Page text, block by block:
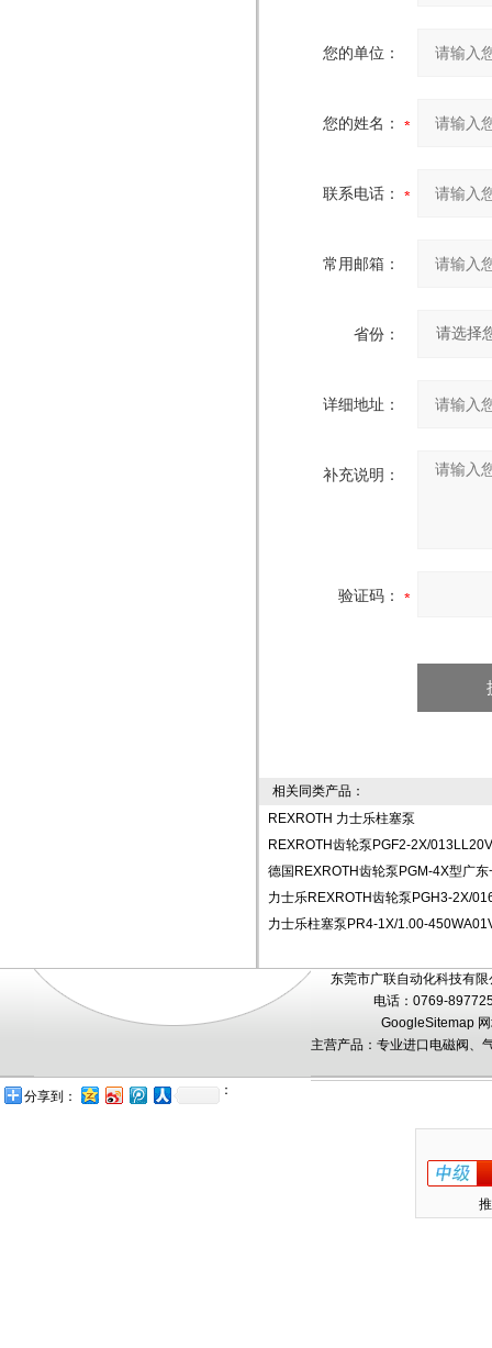
您的单位：
您的姓名：
联系电话：
常用邮箱：
省份：
详细地址：
补充说明：
验证码：
相关同类产品：
REXROTH 力士乐柱塞泵
REXROTH齿轮泵PGF2-2X/
德国REXROTH齿轮泵PGM-4X型广
力士乐REXROTH齿轮泵PGH3-2X/
力士乐柱塞泵PR4-1X/1.00-
东莞市广联自动化科技有
电话：0769-
GoogleSitemap
主营产品：专业进口电磁阀、
：
分享到：